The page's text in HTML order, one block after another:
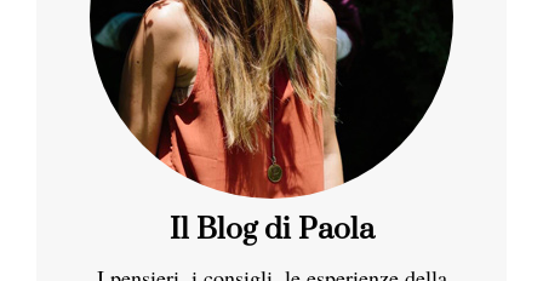
Il Blog di Paola